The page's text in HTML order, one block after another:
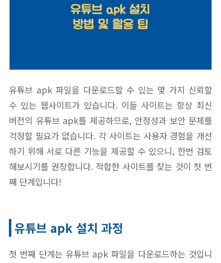
유튜브 apk 파일을 다운로드할 수 있는 몇 가지 신뢰할
수 있는 웹사이트가 있습니다. 이들 사이트는 항상 최신
버전의 유튜브 apk를 제공하므로, 안정성과 보안 문제를
걱정할 필요가 없습니다. 각 사이트는 사용자 경험을 개선
하기 위해 서로 다른 기능을 제공할 수 있으니, 한번 검토
해보시기를 권장합니다. 적합한 사이트를 찾는 것이 첫 번
째 단계입니다!
유튜브 apk 설치 과정
첫 번째 단계는 유튜브 apk 파일을 다운로드하는 것입니